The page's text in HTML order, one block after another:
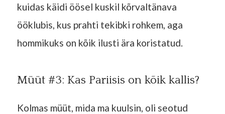
kuidas käidi öösel kuskil kõrvaltänava
ööklubis, kus prahti tekibki rohkem, aga
hommikuks on kõik ilusti ära koristatud.
Müüt #3: Kas Pariisis on kõik kallis?
Kolmas müüt, mida ma kuulsin, oli seotud